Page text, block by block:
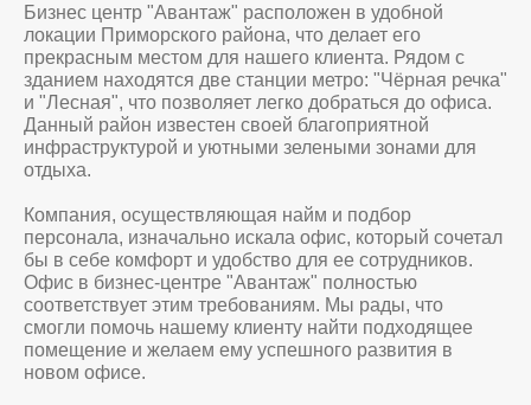
Бизнес центр "Авантаж" расположен в удобной
локации Приморского района, что делает его
прекрасным местом для нашего клиента. Рядом с
зданием находятся две станции метро: "Чёрная речка"
и "Лесная", что позволяет легко добраться до офиса.
Данный район известен своей благоприятной
инфраструктурой и уютными зелеными зонами для
отдыха.
Компания, осуществляющая найм и подбор
персонала, изначально искала офис, который сочетал
бы в себе комфорт и удобство для ее сотрудников.
Офис в бизнес-центре "Авантаж" полностью
соответствует этим требованиям. Мы рады, что
смогли помочь нашему клиенту найти подходящее
помещение и желаем ему успешного развития в
новом офисе.